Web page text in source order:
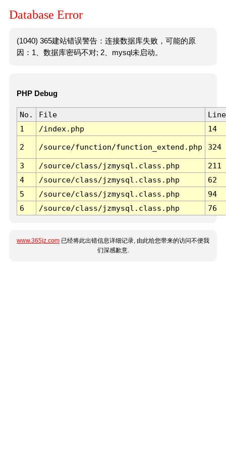
Database Error
(1040) 365建站错误警告：连接数据库失败，可能的原
因：1、数据库密码不对; 2、mysql未启动。
PHP Debug
No. File
Line
1
/index.php 14
2 /source/function/function_extend.php 324
3 /source/class/jzmysql.class.php
211
4
/source/class/jzmysql.class.php
62
5
/source/class/jzmysql.class.php
94
6
/source/class/jzmysql.class.php 76
www.365jz.com 已经将此出错信息详细记录, 由此给您带来的访问不便我
们深感歉意.